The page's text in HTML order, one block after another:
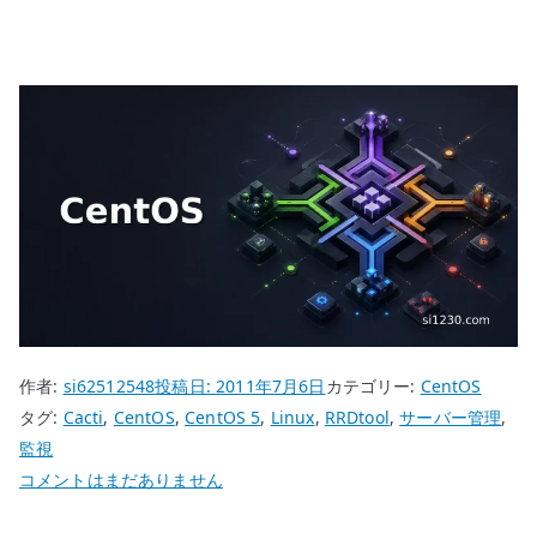
作者: si62512548投稿日:2011年7月6日 カテゴリー: CentOS
タグ: Cacti, CentOS,CentOS 5, Linux, RRDtool,サーバー管理,
監視
CentOS
コメントはまだありません